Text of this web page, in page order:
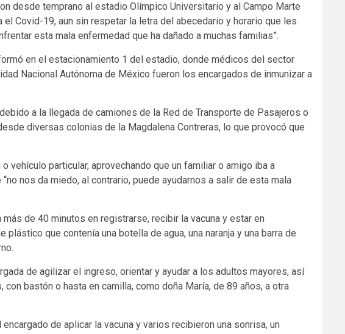
desde temprano al estadio Olímpico Universitario y al Campo Marte
Covid-19, aun sin respetar la letra del abecedario y horario que les
esta mala enfermedad que ha dañado a muchas familias”.
en el estacionamiento 1 del estadio, donde médicos del sector
Nacional Autónoma de México fueron los encargados de inmunizar a
a la llegada de camiones de la Red de Transporte de Pasajeros o
diversas colonias de la Magdalena Contreras, lo que provocó que
o vehículo particular, aprovechando que un familiar o amigo iba a
nos da miedo, al contrario, puede ayudarnos a salir de esta mala
de 40 minutos en registrarse, recibir la vacuna y estar en
que contenía una botella de agua, una naranja y una barra de
de agilizar el ingreso, orientar y ayudar a los adultos mayores, así
bastón o hasta en camilla, como doña María, de 89 años, a otra
de aplicar la vacuna y varios recibieron una sonrisa, un